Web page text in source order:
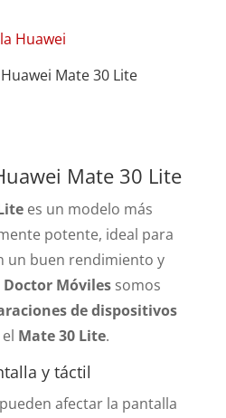
Mate 30 Lite
Mate 30 Lite
es un modelo más
potente, ideal para
un buen rendimiento y
Doctor Móvilessomos
de dispositivos
Mate 30 Lite.
y táctil
afectar la pantalla